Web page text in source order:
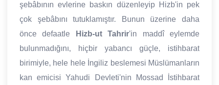
şebâbının evlerine baskın düzenleyip Hizb'in pek
çok şebâbını tutuklamıştır. Bunun üzerine daha
önce defaatle
Hizb-ut Tahrir'in maddî eylemde
bulunmadığını, hiçbir yabancı güçle, istihbarat
birimiyle, hele hele İngiliz beslemesi Müslümanların
kan emicisi Yahudi Devleti'nin Mossad İstihbarat